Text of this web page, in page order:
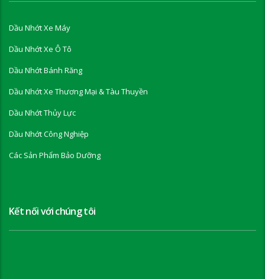
Dầu Nhớt Xe Máy
Dầu Nhớt Xe Ô Tô
Dầu Nhớt Bánh Răng
Dầu Nhớt Xe Thương Mại & Tàu Thuyền
Dầu Nhớt Thủy Lực
Dầu Nhớt Công Nghiệp
Các Sản Phẩm Bảo Dưỡng
Kết nối với chúng tôi